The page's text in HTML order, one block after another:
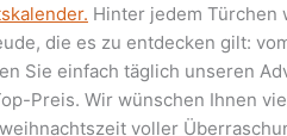
Hinter jedem Türchen
die es zu entdecken gilt:
Sie einfach täglich unseren
Preis. Wir wünschen Ihnen
voller